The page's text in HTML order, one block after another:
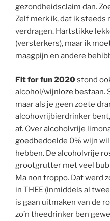
gezondheidsclaim dan.
Zelf merk ik, dat ik
verdragen. Hartstikke
(versterkers), maar ik
maagpijn en andere
Fit for fun 2020stond
alcohol/wijnloze bestaan.
maar als je geen zoete
alcohovrijbierdrinker
af. Over alcoholvrije
goedbedoelde 0% wijn
hebben. De alcoholvrije
grootgrutter met veel
Ma non troppo. Dat werd
in THEE (inmiddels al
is gaan uitmaken van de
zo’n theedrinker ben